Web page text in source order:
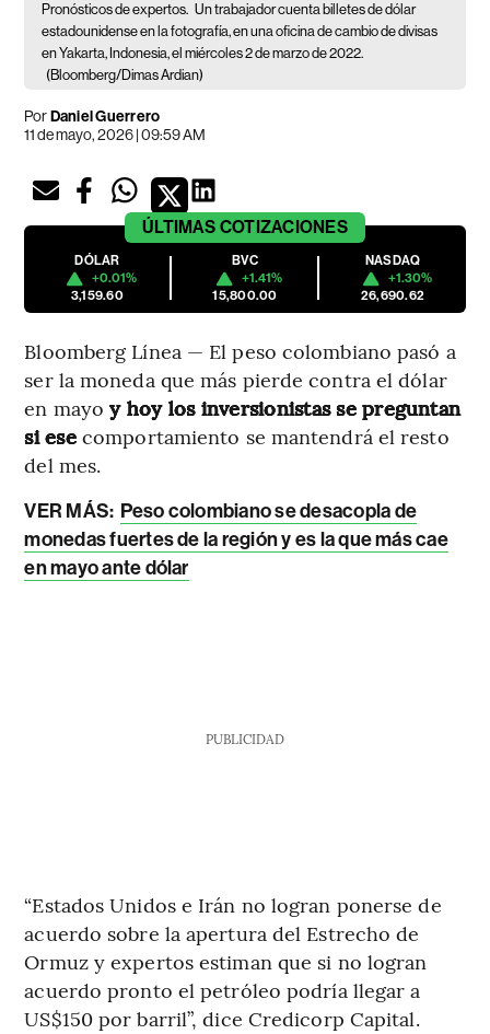
Pronósticos de expertos. Un trabajador cuenta billetes de dólar
estadounidense en la fotografía, en una oficina de cambio de divisas
en Yakarta, Indonesia, el miércoles 2 de marzo de 2022.
(Bloomberg/Dimas Ardian)
PorDaniel Guerrero
11 de mayo, 2026 | 09:59 AM
ÚLTIMAS COTIZACIONES
DÓLAR
+0.01%
3,159.60
BVC
+1.41%
15,800.00
NASDAQ
+1.30%
26,690.62
Bloomberg Línea — El peso colombiano pasó a
ser la moneda que más pierde contra el dólar
en mayo y hoy los inversionistas se preguntan
si esecomportamiento se mantendrá el resto
del mes.
VER MÁS: Peso colombiano se desacopla de
monedas fuertes de la región y es la que más cae
en mayo ante dólar
PUBLICIDAD
“Estados Unidos e Irán no logran ponerse de
acuerdo sobre la apertura del Estrecho de
Ormuz y expertos estiman que si no logran
acuerdo pronto el petróleo podría llegar a
US$150 por barril”, dice Credicorp Capital.